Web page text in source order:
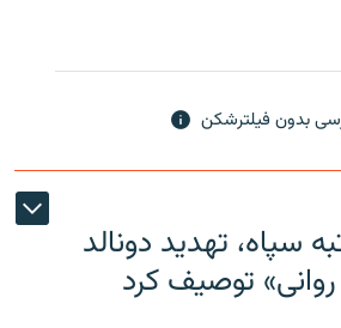
بدون فیلترشکن
سپاه، تهدید دونالد
توصیف کرد